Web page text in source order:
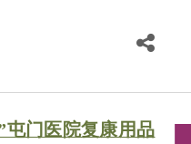
屯门医院复康用品